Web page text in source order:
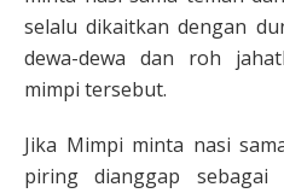
selalu dikaitkan dengan
dewa-dewa dan roh
mimpi tersebut.
Jika Mimpi minta nasi
piring dianggap